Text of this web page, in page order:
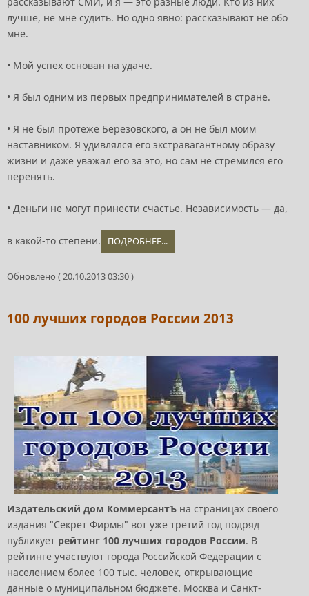
лучше, не мне судить. Но одно явно: рассказывают не обо
мне.
• Мой успех основан на удаче.
• Я был одним из первых предпринимателей в стране.
• Я не был протеже Березовского, а он не был моим
наставником. Я удивлялся его экстравагантному образу
жизни и даже уважал его за это, но сам не стремился его
перенять.
• Деньги не могут принести счастье. Независимость — да,
в какой-то степени. ПОДРОБНЕЕ...
Обновлено ( 20.10.2013 03:30 )
100 лучших городов России 2013
Издательский дом КоммерсантЪ на страницах своего
издания "Секрет Фирмы" вот уже третий год подряд
публикует рейтинг 100 лучших городов России. В
рейтинге участвуют города Российской Федерации с
населением более 100 тыс. человек, открывающие
данные о муниципальном бюджете. Москва и Санкт-